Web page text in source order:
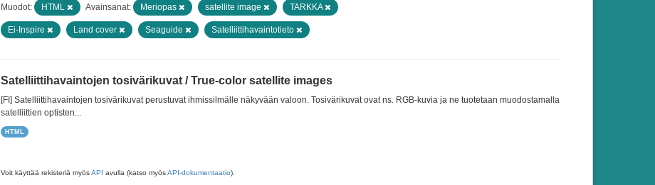
Muodot: HTML Avainsanat: Meriopas satellite image TARKKA
Ei-Inspire Land cover Seaguide Satelliittihavaintotieto
Satelliittihavaintojen tosivärikuvat / True-color satellite images
[FI] Satelliittihavaintojen tosivärikuvat perustuvat ihmissilmälle näkyvään valoon. Tosivärikuvat ovat ns. RGB-kuvia ja ne tuotetaan muodostamalla
satelliittien optisten...
HTML
Voit käyttää rekisteriä myösAPI avulla (katso myösAPI-dokumentaatio).